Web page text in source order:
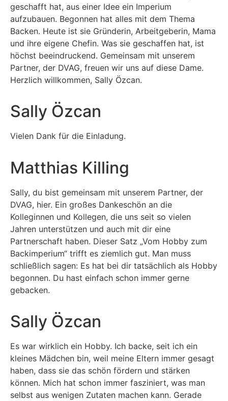
geschafft hat, aus einer Idee ein Imperium
aufzubauen. Begonnen hat alles mit dem Thema
Backen. Heute ist sie Gründerin, Arbeitgeberin, Mama
und ihre eigene Chefin. Was sie geschaffen hat, ist
höchst beeindruckend. Gemeinsam mit unserem
Partner, der DVAG, freuen wir uns auf diese Dame.
Herzlich willkommen, Sally Özcan.
Sally Özcan
Vielen Dank für die Einladung.
Matthias Killing
Sally, du bist gemeinsam mit unserem Partner, der
DVAG, hier. Ein großes Dankeschön an die
Kolleginnen und Kollegen, die uns seit so vielen
Jahren unterstützen und auch mit dir eine
Partnerschaft haben. Dieser Satz „Vom Hobby zum
Backimperium“ trifft es ziemlich gut. Man muss
schließlich sagen: Es hat bei dir tatsächlich als Hobby
begonnen. Du hast einfach schon immer gerne
gebacken.
Sally Özcan
Es war wirklich ein Hobby. Ich backe, seit ich ein
kleines Mädchen bin, weil meine Eltern immer gesagt
haben, dass sie das schön fördern und stärken
können. Mich hat schon immer fasziniert, was man
selbst aus wenigen Zutaten machen kann. Gerade